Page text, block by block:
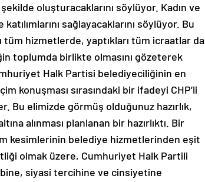
oluşturacaklarını söylüyor. Kadın ve
sağlayacaklarını söylüyor. Bu
tüm hizmetlerde, yaptıkları tüm icraatlar da
toplumda birlikte olmasını gözeterek
Halk Partisi belediyeciliğinin en
konuşması sırasındaki bir ifadeyi CHP’li
Bu elimizde görmüş olduğunuz hazırlık,
alınması planlanan bir hazırlıktı. Bir
kesimlerinin belediye hizmetlerinden eşit
olmak üzere, Cumhuriyet Halk Partili
siyasi tercihine ve cinsiyetine